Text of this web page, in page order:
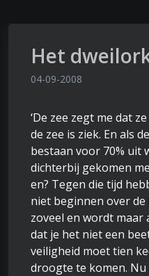
Het
04-09-2008
‘De zee zegt me dat
de zee is ziek. En als
bestaan voor 70% uit
dichterbij gekomen
en? Tegen die tijd
niet beginnen over
zoveel en wordt maar
dat je het niet een
veiligheid moet tien
droogte te komen.